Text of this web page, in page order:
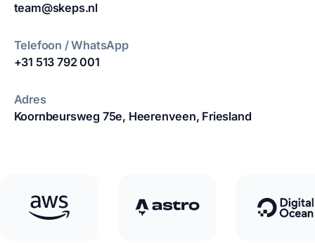
team@skeps.nl
Telefoon / WhatsApp
+31 513 792 001
Adres
Koornbeursweg 75e, Heerenveen, Friesland